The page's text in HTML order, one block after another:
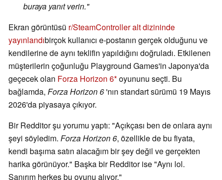
buraya yanıt verin."
Ekran görüntüsü r/SteamController alt dizininde
yayınlandıbirçok kullanıcı e-postanın gerçek olduğunu ve
kendilerine de aynı teklifin yapıldığını doğruladı. Etkilenen
müşterilerin çoğunluğu Playground Games'in Japonya'da
geçecek olan Forza Horizon 6 oyununu seçti. Bu
bağlamda, Forza Horizon 6'nın standart sürümü 19 Mayıs
2026'da piyasaya çıkıyor.
Bir Redditor şu yorumu yaptı: "Açıkçası ben de onlara aynı
şeyi söyledim. Forza Horizon 6, özellikle de bu fiyata,
kendi başıma satın alacağım bir şey değil ve gerçekten
harika görünüyor." Başka bir Redditor ise "Aynı lol.
Sanırım herkes bu oyunu alıyor."